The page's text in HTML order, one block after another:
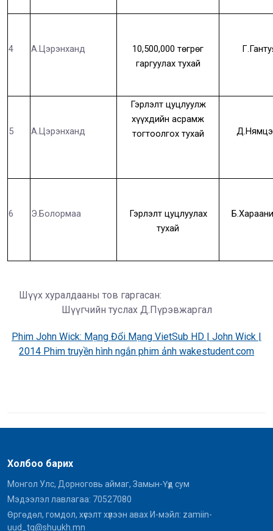
4 А.Цэрэнханд
10,500,000 төгрөг
гаргуулах тухай
5 А.Цэрэнханд
Гэрлэлт цуцлуулж
хүүхдийн асрамж
тогтоолгох тухай
6 Э.Болормаа
Гэрлэлт цуцлуулах
тухай
Шүүх хуралдааны тов гаргасан:
Шүүгчийн туслах Д.Пүрэвжаргал
Phim John Wick: Mạng Đổi Mạng VietSub HD | John Wick |
2014 Phim truyền hình ngắn phim ảnh wakestudent.com
Холбоо барих
Монгол Улс, Дорноговь аймаг, Замын-Үүд сум
Мэдээлэл лавлагаа: 70527080
Өргөдөл, гомдол, хүсэлт хүлээн авах И-мэйл: zamiin-
uud_tg@shuukh.mn